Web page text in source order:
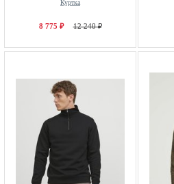
Куртка
8 775 ₽ 12 240 ₽